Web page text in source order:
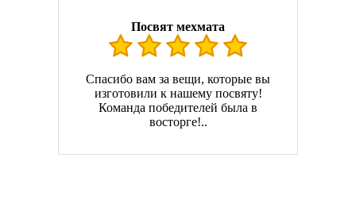
Посвят мехмата
Спасибо вам за вещи, которые вы
изготовили к нашему посвяту!
Команда победителей была в
восторге!..